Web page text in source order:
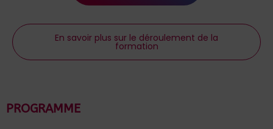
En savoir plus sur le déroulement de la
formation
PROGRAMME